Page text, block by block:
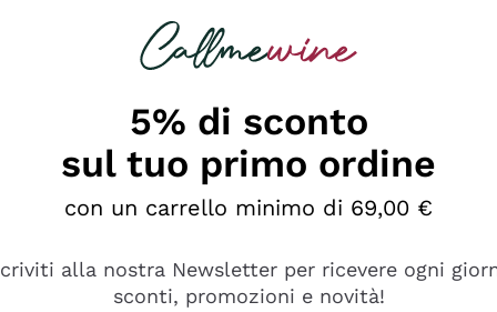
5% di sconto
sul tuo primo ordine
con un carrello minimo di 69,00 €
alla nostra Newsletter per ricevere ogni
sconti, promozioni e novità!